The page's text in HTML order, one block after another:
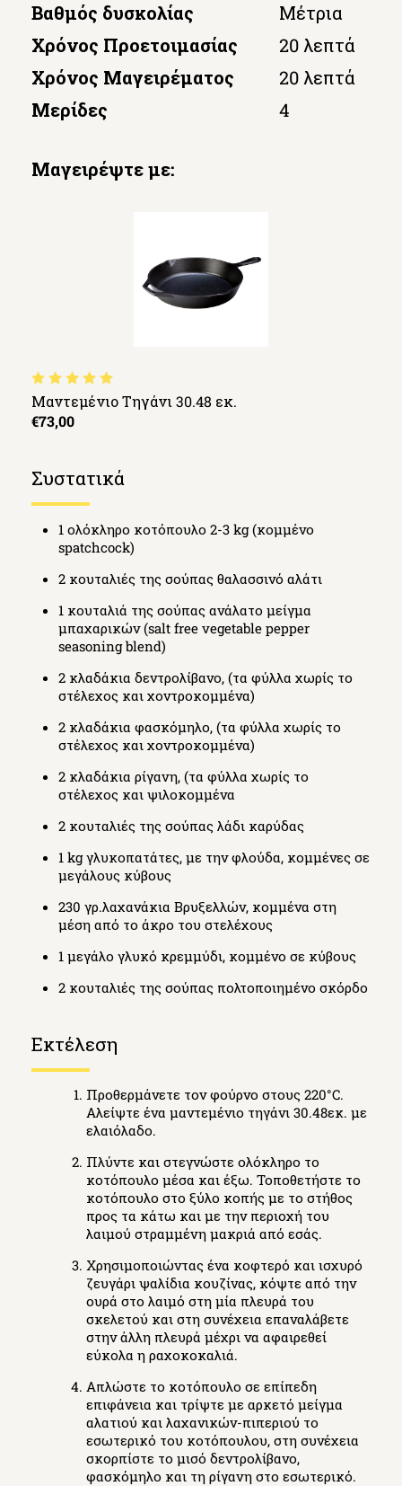
Βαθμός δυσκολίας
Μέτρια
Χρόνος Προετοιμασίας
20 λεπτά
Χρόνος Μαγειρέματος
20 λεπτά
Μερίδες
4
Μαγειρέψτε με:
Μαντεμένιο Τηγάνι 30.48 εκ.
€73,00
Συστατικά
1 ολόκληρο κοτόπουλο 2-3 kg (κομμένο
spatchcock)
2 κουταλιές της σούπας θαλασσινό αλάτι
1 κουταλιά της σούπας ανάλατο μείγμα
μπαχαρικών (salt free vegetable pepper
seasoning blend)
2 κλαδάκια δεντρολίβανο, (τα φύλλα χωρίς το
στέλεχος και χοντροκομμένα)
2 κλαδάκια φασκόμηλο, (τα φύλλα χωρίς το
στέλεχος και χοντροκομμένα)
2 κλαδάκια ρίγανη, (τα φύλλα χωρίς το
στέλεχος και ψιλοκομμένα
2 κουταλιές της σούπας λάδι καρύδας
1 kg γλυκοπατάτες, με την φλούδα, κομμένες σε
μεγάλους κύβους
230 γρ.λαχανάκια Βρυξελλών, κομμένα στη
μέση από το άκρο του στελέχους
1 μεγάλο γλυκό κρεμμύδι, κομμένο σε κύβους
2 κουταλιές της σούπας πολτοποιημένο σκόρδο
Εκτέλεση
Προθερμάνετε τον φούρνο στους 220°C.
Αλείψτε ένα μαντεμένιο τηγάνι 30.48εκ. με
ελαιόλαδο.
Πλύντε και στεγνώστε ολόκληρο το
κοτόπουλο μέσα και έξω. Τοποθετήστε το
κοτόπουλο στο ξύλο κοπής με το στήθος
προς τα κάτω και με την περιοχή του
λαιμού στραμμένη μακριά από εσάς.
Χρησιμοποιώντας ένα κοφτερό και ισχυρό
ζευγάρι ψαλίδια κουζίνας, κόψτε από την
ουρά στο λαιμό στη μία πλευρά του
σκελετού και στη συνέχεια επαναλάβετε
στην άλλη πλευρά μέχρι να αφαιρεθεί
εύκολα η ραχοκοκαλιά.
Απλώστε το κοτόπουλο σε επίπεδη
επιφάνεια και τρίψτε με αρκετό μείγμα
αλατιού και λαχανικών-πιπεριού το
εσωτερικό του κοτόπουλου, στη συνέχεια
σκορπίστε το μισό δεντρολίβανο,
φασκόμηλο και τη ρίγανη στο εσωτερικό.